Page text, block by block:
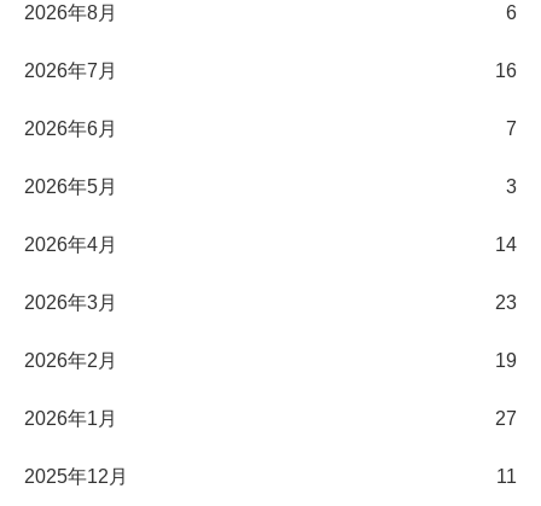
2026年8月 6
2026年7月 16
2026年6月 7
2026年5月 3
2026年4月 14
2026年3月 23
2026年2月 19
2026年1月 27
2025年12月 11